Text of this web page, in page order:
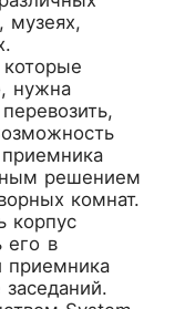
музеях,
нужна
решением
комнат.
корпус
его в
приемника